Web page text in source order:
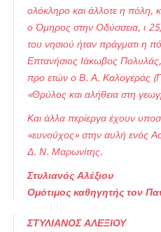
ολόκληρο και άλλοτε η πόλη,
ο Όμηρος στην Οδύσσεια, ι 25,
του νησιού ήταν πράγματι η
Επτανήσιος Ιάκωβος
προ ετών ο Β. Α. Καλογεράς
«Θρύλος και αλήθεια στη
Και άλλα περίεργα έχουν
«ευνούχος» στην αυλή ενός
Δ. Ν. Μαρωνίτης.
Στυλιανός Αλέξιου
Ομότιμος καθηγητής τον
ΣΤΥΛΙΑΝΟΣ ΑΛΕΞΙΟΥ